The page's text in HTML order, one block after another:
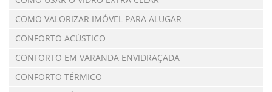
COMO VALORIZAR IMÓVEL PARA ALUGAR
CONFORTO ACÚSTICO
CONFORTO EM VARANDA ENVIDRAÇADA
CONFORTO TÉRMICO